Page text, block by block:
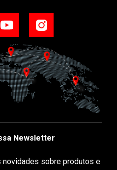
Newsletter
novidades sobre produtos e